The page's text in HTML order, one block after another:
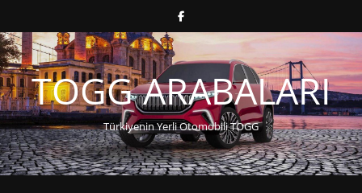
TOGG ARABALARI
Türkiyenin Yerli Otomobili TOGG